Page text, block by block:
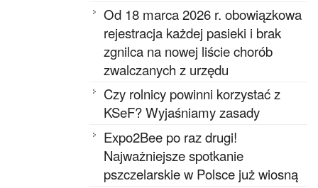
Od 18 marca 2026 r. obowiązkowa
rejestracja każdej pasieki i brak
zgnilca na nowej liście chorób
zwalczanych z urzędu
Czy rolnicy powinni korzystać z
KSeF? Wyjaśniamy zasady
Expo2Bee po raz drugi!
Najważniejsze spotkanie
pszczelarskie w Polsce już wiosną